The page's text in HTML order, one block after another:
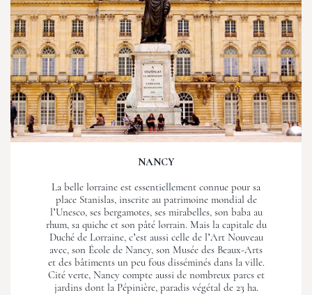
NANCY
La belle lorraine est essentiellement connue pour sa
place Stanislas, inscrite au patrimoine mondial de
l’Unesco, ses bergamotes, ses mirabelles, son baba au
rhum, sa quiche et son pâté lorrain. Mais la capitale du
Duché de Lorraine, c’est aussi celle de l’Art Nouveau
avec, son École de Nancy, son Musée des Beaux-Arts
et des bâtiments un peu fous disséminés dans la ville.
Cité verte, Nancy compte aussi de nombreux parcs et
jardins dont la Pépinière, paradis végétal de 23 ha.